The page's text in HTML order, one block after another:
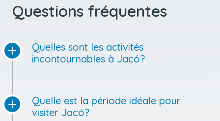
Questions fréquentes
Quelles sont les activités
incontournables à Jacó?
Quelle est la période idéale pour
visiter Jacó?